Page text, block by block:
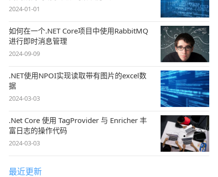
2024-01-01
如何在一个.NET Core项目中使用RabbitMQ
进行即时消息管理
2024-09-09
.NET使用NPOI实现读取带有图片的excel数
据
2024-03-03
.Net Core 使用 TagProvider 与 Enricher 丰
富日志的操作代码
2024-03-03
最近更新